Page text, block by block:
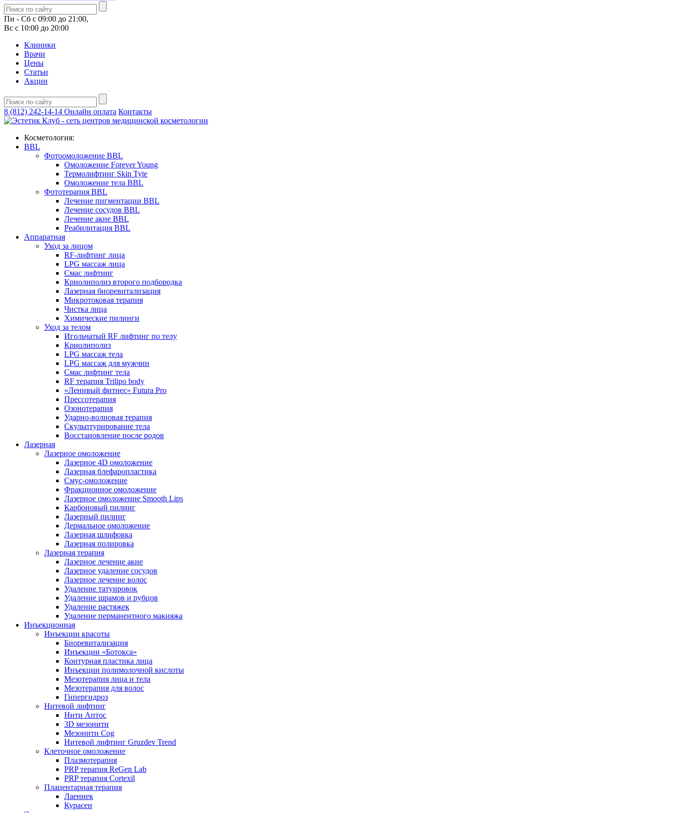
Пн - Сб с 09:00 до 21:00,
Вс с 10:00 до 20:00
Клиники
Врачи
Цены
Статьи
Акции
8 (812) 242-14-14 Онлайн оплата Контакты
Косметология:
BBL
Фотоомоложение BBL
Омоложение Forever Young
Термолифтинг Skin Tyte
Омоложение тела BBL
Фототерапия BBL
Лечение пигментации BBL
Лечение сосудов BBL
Лечение акне BBL
Реабилитация BBL
Аппаратная
Уход за лицом
RF-лифтинг лица
LPG массаж лица
Смас лифтинг
Криолиполиз второго подбородка
Лазерная биоревитализация
Микротоковая терапия
Чистка лица
Химические пилинги
Уход за телом
Игольчатый RF лифтинг по телу
Криолиполиз
LPG массаж тела
LPG массаж для мужчин
Смас лифтинг тела
RF терапия Trilipo body
«Ленивый фитнес» Futura Pro
Прессотерапия
Озонотерапия
Ударно-волновая терапия
Скульптурирование тела
Восстановление после родов
Лазерная
Лазерное омоложение
Лазерное 4D омоложение
Лазерная блефаропластика
Смус-омоложение
Фракционное омоложение
Лазерное омоложение Smooth Lips
Карбоновый пилинг
Лазерный пилинг
Дермальное омоложение
Лазерная шлифовка
Лазерная полировка
Лазерная терапия
Лазерное лечение акне
Лазерное удаление сосудов
Лазерное лечение волос
Удаление татуировок
Удаление шрамов и рубцов
Удаление растяжек
Удаление перманентного макияжа
Инъекционная
Инъекции красоты
Биоревитализация
Инъекции «Ботокса»
Контурная пластика лица
Инъекции полимолочной кислоты
Мезотерапия лица и тела
Мезотерапия для волос
Гипергидроз
Нитевой лифтинг
Нити Аптос
3D мезонити
Мезонити Cog
Нитевой лифтинг Gruzdev Trend
Клеточное омоложение
Плазмотерапия
PRP терапия ReGen Lab
PRP терапия Cortexil
Плацентарная терапия
Лаеннек
Курасен